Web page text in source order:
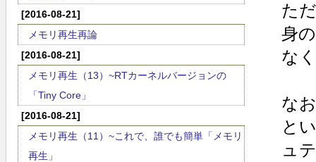
[2016-08-21]
メモリ再生再論
[2016-08-21]
メモリ再生（13）~RTカーネルバージョンの
「Tiny Core」
[2016-08-21]
メモリ再生（11）~これで、誰でも簡単「メモリ
再生」
た
身
な
な
と
ュ